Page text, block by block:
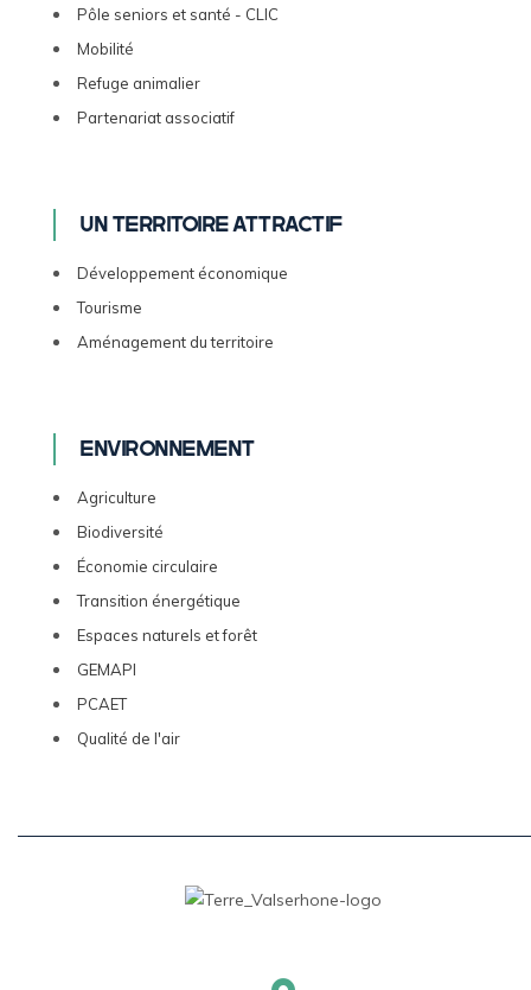
Pôle seniors et santé - CLIC
Mobilité
Refuge animalier
Partenariat associatif
Un territoire attractif
Développement économique
Tourisme
Aménagement du territoire
Environnement
Agriculture
Biodiversité
Économie circulaire
Transition énergétique
Espaces naturels et forêt
GEMAPI
PCAET
Qualité de l'air